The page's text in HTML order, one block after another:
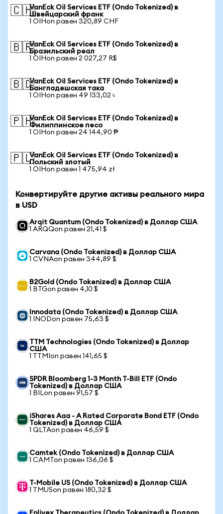
🇨🇭VanEck Oil Services ETF (Ondo Tokenized) в
Швейцарский франк
1 OIHon равен 320,89 CHF
🇧🇷VanEck Oil Services ETF (Ondo Tokenized) в
Бразильский реал
1 OIHon равен 2 027,27 R$
🇧🇩VanEck Oil Services ETF (Ondo Tokenized) в
Бангладешская така
1 OIHon равен 49 133,02 ৳
🇵🇭VanEck Oil Services ETF (Ondo Tokenized) в
Филиппинское песо
1 OIHon равен 24 144,90 ₱
🇵🇱VanEck Oil Services ETF (Ondo Tokenized) в
Польский злотый
1 OIHon равен 1 475,94 zł
Конвертируйте другие активы реального мира
в USD
Arqit Quantum (Ondo Tokenized) в Доллар США
1 ARQQon равен 21,41 $
Carvana (Ondo Tokenized) в Доллар США
1 CVNAon равен 344,89 $
B2Gold (Ondo Tokenized) в Доллар США
1 BTGon равен 4,10 $
Innodata (Ondo Tokenized) в Доллар США
1 INODon равен 75,63 $
TTM Technologies (Ondo Tokenized) в Доллар
США
1 TTMIon равен 141,65 $
SPDR Bloomberg 1-3 Month T-Bill ETF (Ondo
Tokenized) в Доллар США
1 BILon равен 91,57 $
iShares Aaa - A Rated Corporate Bond ETF (Ondo
Tokenized) в Доллар США
1 QLTAon равен 46,59 $
Camtek (Ondo Tokenized) в Доллар США
1 CAMTon равен 136,06 $
T-Mobile US (Ondo Tokenized) в Доллар США
1 TMUSon равен 180,32 $